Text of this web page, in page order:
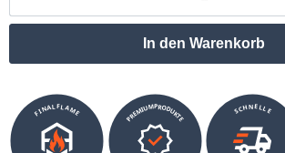
In den Warenkorb
FINALFLAME PREMIUMPRODUKTE SCHNELLE